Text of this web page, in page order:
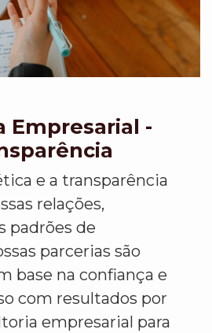
Empresarial -
e a transparência
relações,
padrões de
parcerias são
base na confiança e
com resultados por
empresarial para